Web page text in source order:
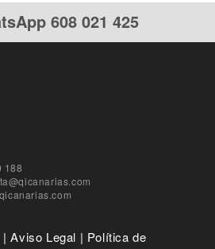
608 021 425
188
|Aviso Legal | Política de